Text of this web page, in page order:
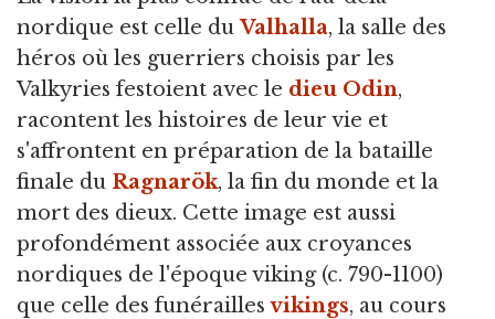
nordique est celle duValhalla, la salle des
héros où les guerriers choisis par les
Valkyries festoient avec le dieu Odin,
racontent les histoires de leur vie et
s'affrontent en préparation de la bataille
finale du Ragnarök, la fin du monde et la
mort des dieux. Cette image est aussi
profondément associée aux croyances
nordiques de l'époque viking (c. 790-1100)
que celle des funéraillesvikings, au cours